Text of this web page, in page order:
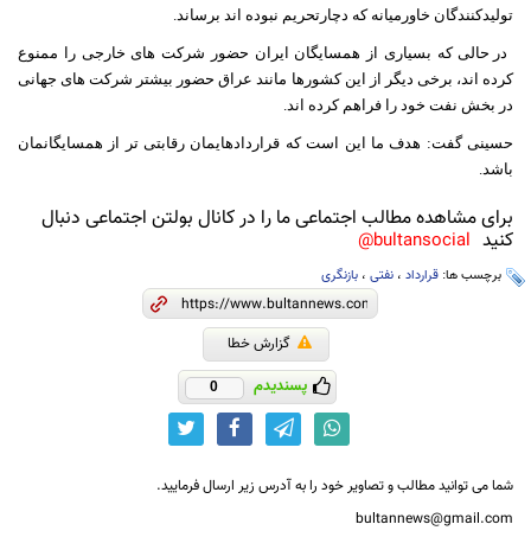
تولیدکنندگان خاورمیانه که دچارتحریم نبوده اند برساند.
در حالی که بسیاری از همسایگان ایران حضور شرکت های خارجی را ممنوع
کرده اند، برخی دیگر از این کشورها مانند عراق حضور بیشتر شرکت های جهانی
در بخش نفت خود را فراهم کرده اند.
حسینی گفت: هدف ما این است که قراردادهایمان رقابتی تر از همسایگانمان
باشد.
برای مشاهده مطالب اجتماعی ما را در کانال بولتن اجتماعی دنبال
کنید bultansocial@
برچسب ها: قرارداد ، نفتی ، بازنگری
گزارش خطا
پسندیدم 0
شما می توانید مطالب و تصاویر خود را به آدرس زیر ارسال فرمایید.
bultannews@gmail.com